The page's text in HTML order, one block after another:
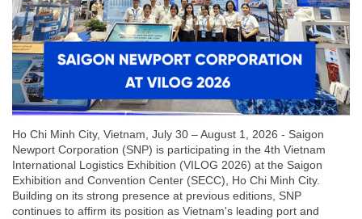
Ho Chi Minh City, Vietnam, July 30 – August 1, 2026 - Saigon
Newport Corporation (SNP) is participating in the 4th Vietnam
International Logistics Exhibition (VILOG 2026) at the Saigon
Exhibition and Convention Center (SECC), Ho Chi Minh City.
Building on its strong presence at previous editions, SNP
continues to affirm its position as Vietnam's leading port and